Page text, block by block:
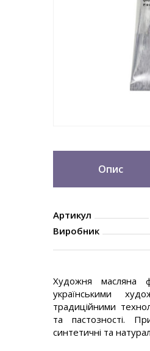
Опис
Артикул
Виробник
Художня масляна
українськими
традиційними
та пастозності.
синтетичні та